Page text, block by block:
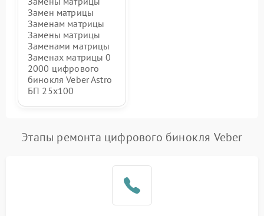
Замен матрицы
Заменам матрицы
Замены матрицы
Заменами матрицы
Заменах матрицы 0
2000 цифрового
бинокля Veber Astro
БП 25x100
Этапы ремонта цифрового бинокля Veber